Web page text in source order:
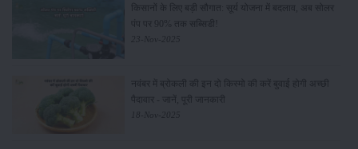
किसानों के लिए बड़ी सौगात: सूर्य योजना में बदलाव, अब सोलर
पंप पर 90% तक सब्सिडी!
23-Nov-2025
नवंबर में ब्रोकली की इन दो किस्मो की करें बुवाई होगी अच्छी
पैदावार - जानें, पूरी जानकारी
18-Nov-2025